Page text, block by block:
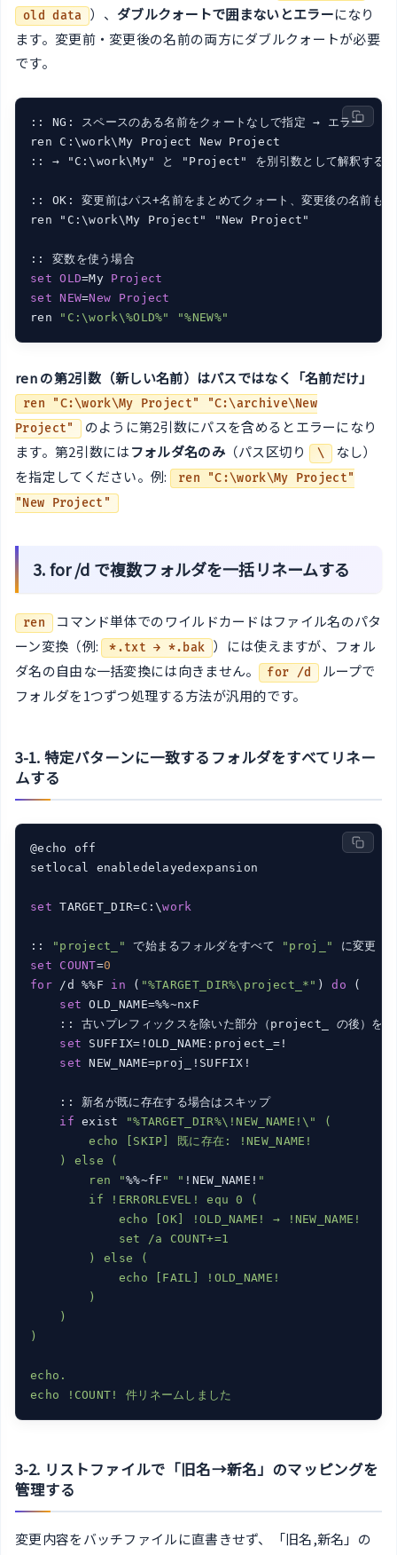
old data ）、 ダブルクォートで囲まないとエラーになり
ます。変更前・変更後の名前の両方にダブルクォートが必要
です。
:: NG: スペースのある名前をクォートなしで指定 → エラー
ren C:\work\My Project New Project
:: → "C:\work\My" と "Project" を別引数として解釈するた
:: OK: 変更前はパス+名前をまとめてクォート、変更後の名前もク
ren "C:\work\My Project" "New Project"
set
OLD=My Project
set
NEW=New
Project
ren
"C:\work\%OLD%" "%NEW%"
ren の第2引数（新しい名前）はパスではなく「名前だけ」
ren "C:\work\My Project" "C:\archive\New
Project"
のように第2引数にパスを含めるとエラーになり
ます。第2引数にはフォルダ名のみ（パス区切り \
なし）
を指定してください。例:
ren "C:\work\My Project"
"New Project"
3. for /d で複数フォルダを一括リネームする
ren
コマンド単体でのワイルドカードはファイル名のパタ
ーン変換（例: *.txt → *.bak
）には使えますが、フォル
ダ名の自由な一括変換には向きません。 for /d
ループで
フォルダを1つずつ処理する方法が汎用的です。
3-1. 特定パターンに一致するフォルダをすべてリネー
ムする
@echo off
setlocal enabledelayedexpansion
set TARGET_DIR=C:\work
:: "project_" で始まるフォルダをすべて "proj_"
set
COUNT=0
for /d %%F in ( "%TARGET_DIR%\project_*" ) do (
set OLD_NAME=%%~nxF
:: 古いプレフィックスを除いた部分（project_ の後）を取
set SUFFIX=!OLD_NAME:project_=!
set NEW_NAME=proj_!SUFFIX!
    :: 新名が既に存在する場合はスキップ
if exist
"%TARGET_DIR%\!NEW_NAME!\" (
        echo [SKIP] 既に存在: !NEW_NAME!
    ) else (
        ren "
%%~fF " " !NEW_NAME! "
        if !ERRORLEVEL! equ 0 (
            echo [OK] !OLD_NAME! → !NEW_NAME!
            set /a COUNT+=1
        ) else (
            echo [FAIL] !OLD_NAME!
        )
    )
)
echo.
3-2. リストファイルで「旧名→新名」のマッピングを
管理する
変更内容をバッチファイルに直書きせず、「旧名,新名」の